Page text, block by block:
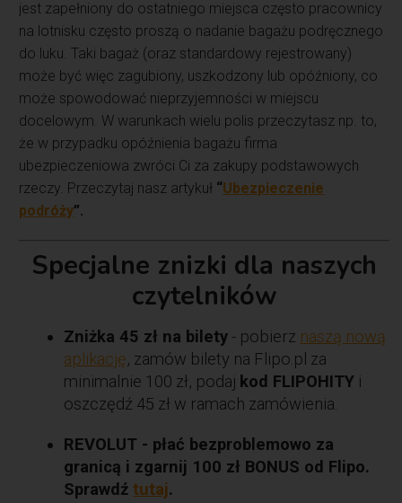
jest zapełniony do ostatniego miejsca często pracownicy
na lotnisku często proszą o nadanie bagażu podręcznego
do luku. Taki bagaż (oraz standardowy rejestrowany)
może być więc zagubiony, uszkodzony lub opóźniony, co
może spowodować nieprzyjemności w miejscu
docelowym. W warunkach wielu polis przeczytasz np. to,
że w przypadku opóźnienia bagażu firma
ubezpieczeniowa zwróci Ci za zakupy podstawowych
rzeczy. Przeczytaj nasz artykuł “Ubezpieczenie
podróży”.
Specjalne znizki dla naszych
czytelników
Zniżka 45 zł na bilety - pobierz naszą nową
aplikację, zamów bilety na Flipo.pl za
minimalnie 100 zł, podaj kod FLIPOHITY i
oszczędź 45 zł w ramach zamówienia.
REVOLUT - płać bezproblemowo za
granicą i zgarnij 100 zł BONUS od Flipo.
Sprawdźtutaj.